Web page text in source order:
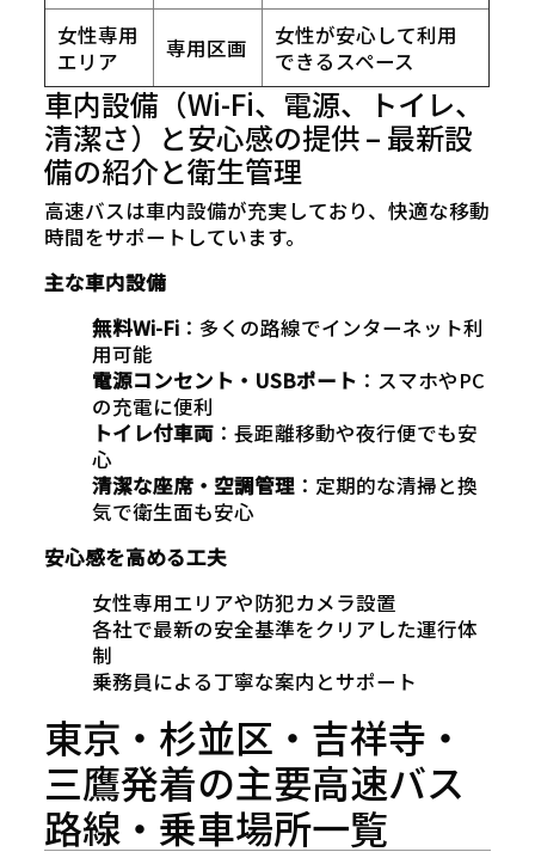
女性専用
エリア
専用区画
女性が安心して利用
できるスペース
車内設備（Wi-Fi、電源、トイレ、
清潔さ）と安心感の提供 – 最新設
備の紹介と衛生管理
高速バスは車内設備が充実しており、快適な移動
時間をサポートしています。
主な車内設備
無料Wi-Fi ：多くの路線でインターネット利
用可能
電源コンセント・USBポート ：スマホやPC
の充電に便利
トイレ付車両 ：長距離移動や夜行便でも安
心
清潔な座席・空調管理 ：定期的な清掃と換
気で衛生面も安心
安心感を高める工夫
女性専用エリアや防犯カメラ設置
各社で最新の安全基準をクリアした運行体
制
乗務員による丁寧な案内とサポート
東京・杉並区・吉祥寺・
三鷹発着の主要高速バス
路線・乗車場所一覧